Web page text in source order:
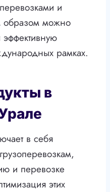
и
образом можно
рамках.
в
в себя
и перевозке
этих